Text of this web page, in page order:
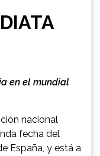
en el mundial
nacional
fecha del
España, y está a